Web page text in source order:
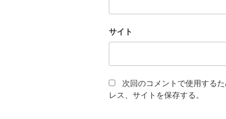
サイト
次回のコメントで使用する
レス、サイトを保存する。